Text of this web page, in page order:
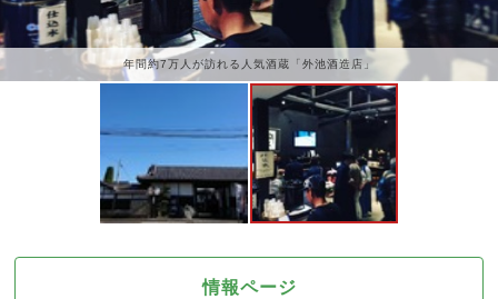
年間約7万人が訪れる人気酒蔵「外池酒造店」
情報ページ